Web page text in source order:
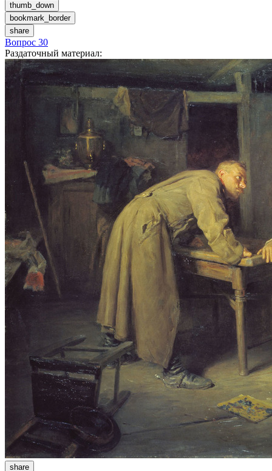
thumb_down
bookmark_border
share
Вопрос 30
Раздаточный материал:
share